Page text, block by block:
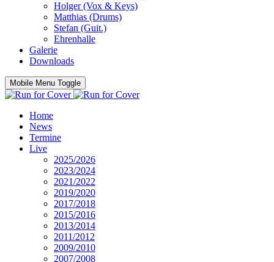
Holger (Vox & Keys)
Matthias (Drums)
Stefan (Guit.)
Ehrenhalle
Galerie
Downloads
Mobile Menu Toggle
Home
News
Termine
Live
2025/2026
2023/2024
2021/2022
2019/2020
2017/2018
2015/2016
2013/2014
2011/2012
2009/2010
2007/2008